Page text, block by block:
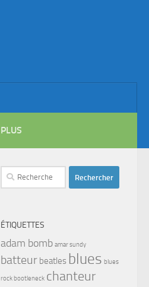
PLUS
Rechercher :
ÉTIQUETTES
adam bomb amar sundy
batteur beatles blues blues
rock bootleneck chanteur